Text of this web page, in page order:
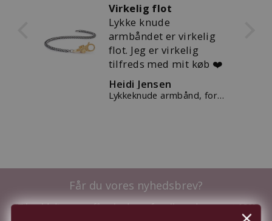
Virkelig flot
Lykke knude
armbåndet er virkelig
flot. Jeg er virkelig
tilfreds med mit køb ❤️
Heidi Jensen
Lykkeknude armbånd, forgyldt
Får du vores nyhedsbrev?
Tilmeld dig nu og få nyhederne før alle andre - samt10%